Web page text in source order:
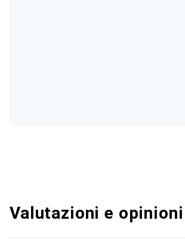
Valutazioni e opinioni